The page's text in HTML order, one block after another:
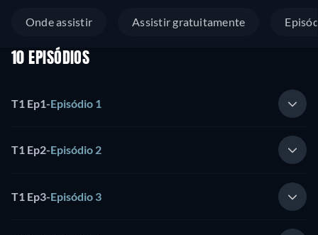
Onde assistir Assistir gratuitamente
10 EPISÓDIOS
T1 Ep1-Episódio 1
T1 Ep2-Episódio 2
T1 Ep3-Episódio 3